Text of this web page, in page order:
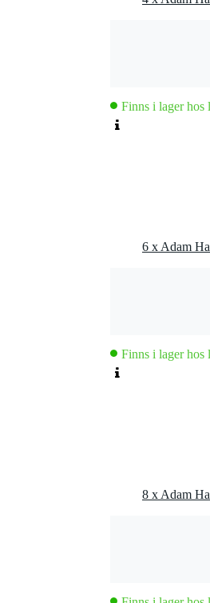
Finns i lager hos
Finns i lager hos